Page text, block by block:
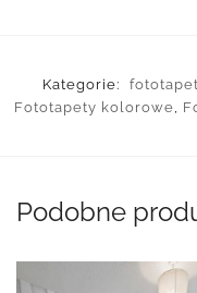
Kategorie:
Fototapety kolorowe,
Podobne